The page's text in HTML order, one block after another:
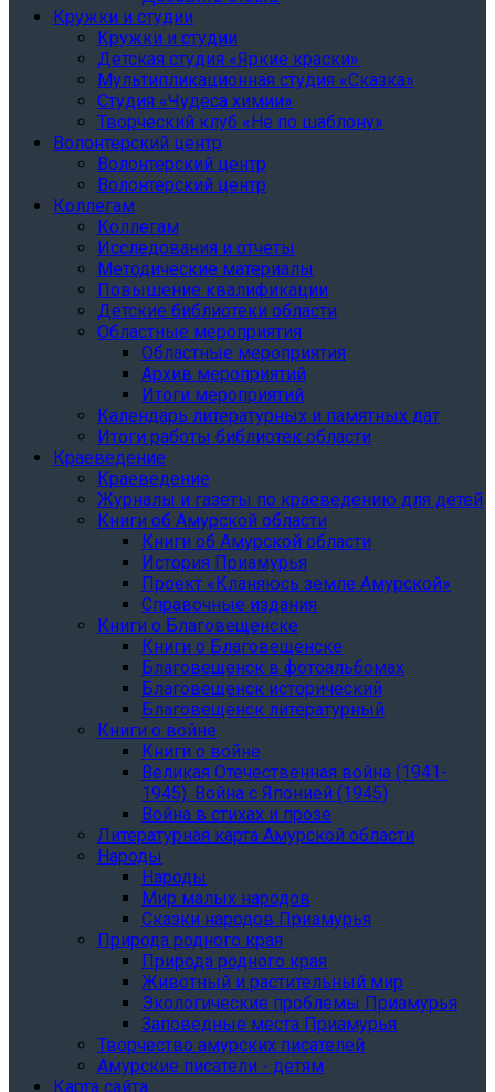
Кружки и студии
Кружки и студии
Детская студия «Яркие краски»
Мультипликационная студия «Сказка»
Студия «Чудеса химии»
Творческий клуб «Не по шаблону»
Волонтерский центр
Волонтерский центр
Волонтерский центр
Коллегам
Коллегам
Исследования и отчеты
Методические материалы
Повышение квалификации
Детские библиотеки области
Областные мероприятия
Областные мероприятия
Архив мероприятий
Итоги мероприятий
Календарь литературных и памятных дат
Итоги работы библиотек области
Краеведение
Краеведение
Журналы и газеты по краеведению для детей
Книги об Амурской области
Книги об Амурской области
История Приамурья
Проект «Кланяюсь земле Амурской»
Справочные издания
Книги о Благовещенске
Книги о Благовещенске
Благовещенск в фотоальбомах
Благовещенск исторический
Благовещенск литературный
Книги о войне
Книги о войне
Великая Отечественная война (1941-
1945). Война с Японией (1945)
Война в стихах и прозе
Литературная карта Амурской области
Народы
Народы
Мир малых народов
Сказки народов Приамурья
Природа родного края
Природа родного края
Животный и растительный мир
Экологические проблемы Приамурья
Заповедные места Приамурья
Творчество амурских писателей
Амурские писатели - детям
Карта сайта